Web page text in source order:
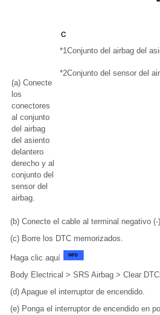
(a) Conecte
los
conectores
al conjunto
del airbag
del asiento
delantero
derecho y al
conjunto del
sensor del
airbag.
*1Conjunto del airbag del
*2Conjunto del sensor del
(b) Conecte el cable al terminal negativo
(c) Borre los DTC memorizados.
Haga clic aquí
Body Electrical > SRS Airbag > Clear
(d) Apague el interruptor de encendido.
(e) Ponga el interruptor de encendido en